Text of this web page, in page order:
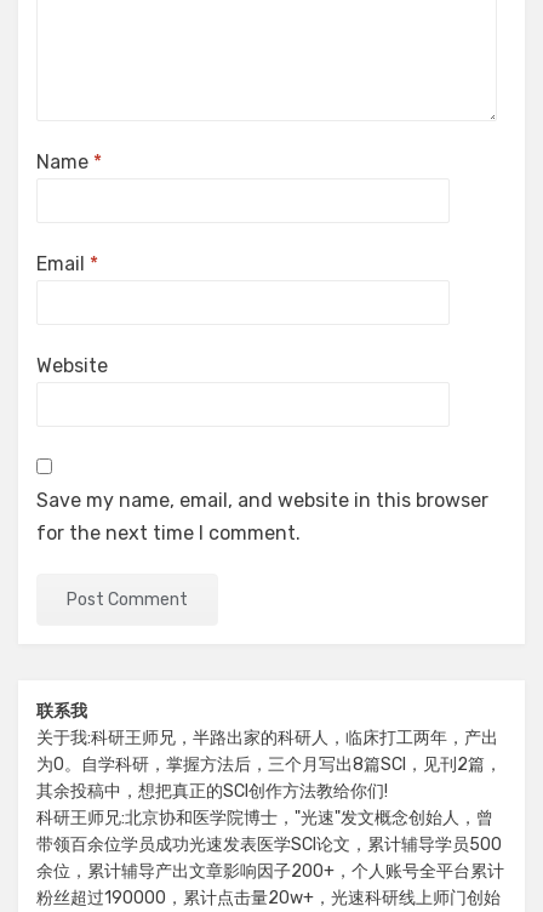
Name *
Email *
Website
Save my name, email, and website in this browser
for the next time I comment.
联系我
关于我:科研王师兄，半路出家的科研人，临床打工两年，产出
为0。自学科研，掌握方法后，三个月写出8篇SCI，见刊2篇，
其余投稿中，想把真正的SCI创作方法教给你们!
科研王师兄:北京协和医学院博士，"光速"发文概念创始人，曾
带领百余位学员成功光速发表医学SCI论文，累计辅导学员500
余位，累计辅导产出文章影响因子200+，个人账号全平台累计
粉丝超过190000，累计点击量20w+，光速科研线上师门创始